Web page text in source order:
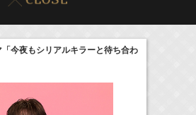
7(Fri) イベント販売情報
Tシャツが乾くまで
「今夜もシリアルキラーと待ち合わ